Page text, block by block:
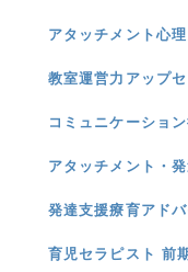
アタッチメント心
教室運営力アップ
コミュニケーショ
アタッチメント・
発達支援療育アド
育児セラピスト 前